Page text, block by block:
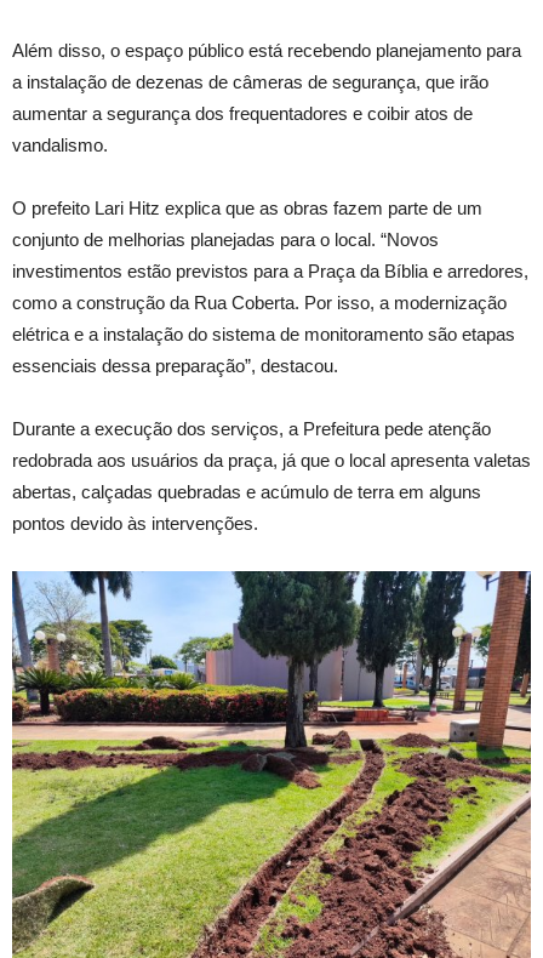
Além disso, o espaço público está recebendo planejamento para
a instalação de dezenas de câmeras de segurança, que irão
aumentar a segurança dos frequentadores e coibir atos de
vandalismo.
O prefeito Lari Hitz explica que as obras fazem parte de um
conjunto de melhorias planejadas para o local. “Novos
investimentos estão previstos para a Praça da Bíblia e arredores,
como a construção da Rua Coberta. Por isso, a modernização
elétrica e a instalação do sistema de monitoramento são etapas
essenciais dessa preparação”, destacou.
Durante a execução dos serviços, a Prefeitura pede atenção
redobrada aos usuários da praça, já que o local apresenta valetas
abertas, calçadas quebradas e acúmulo de terra em alguns
pontos devido às intervenções.